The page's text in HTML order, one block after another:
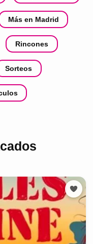
Más en Madrid
Rincones
Sorteos